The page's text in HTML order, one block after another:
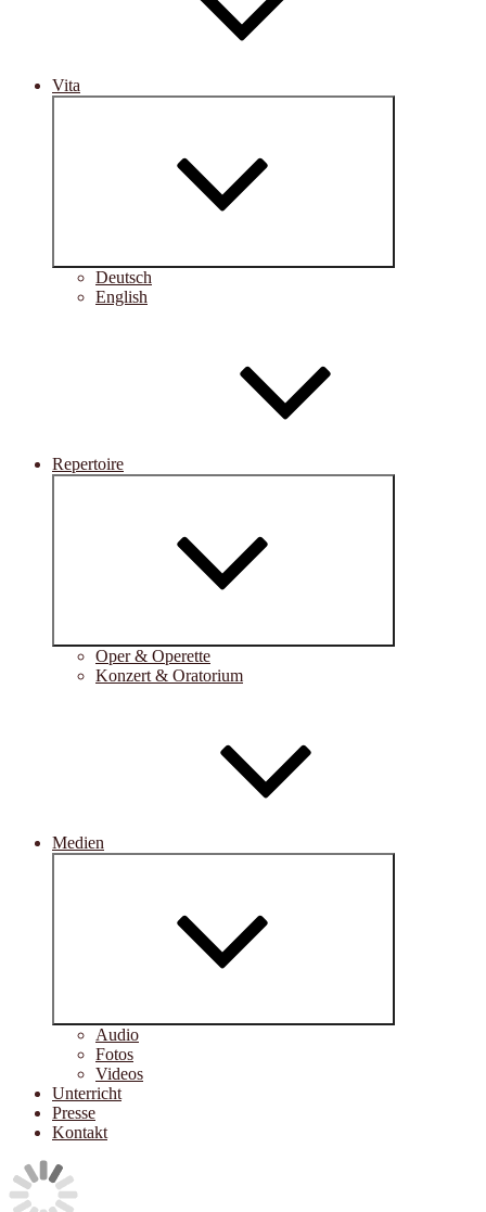
Vita
Deutsch
English
Repertoire
Oper & Operette
Konzert & Oratorium
Medien
Audio
Fotos
Videos
Unterricht
Presse
Kontakt